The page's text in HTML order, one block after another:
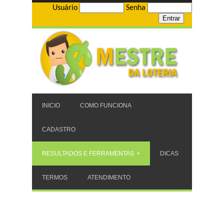
Usuário Senha
INICIO COMO FUNCIONA
CADASTRO
RESULTADOS E FERRAMENTAS DICAS
TERMOS ATENDIMENTO